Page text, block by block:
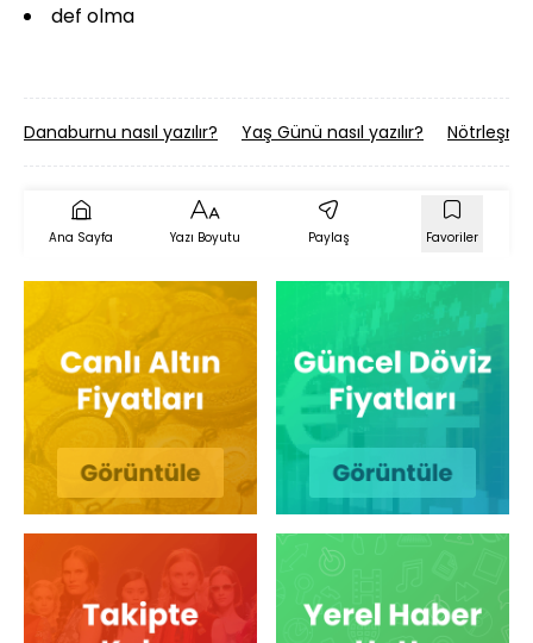
def olma
Danaburnu nasıl yazılır? Yaş Günü nasıl yazılır?
Ana Sayfa Yazı Boyutu Paylaş Favoriler